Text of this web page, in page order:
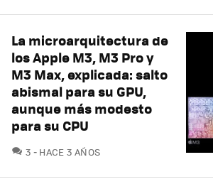
La microarquitectura de
los Apple M3, M3 Pro y
M3 Max, explicada: salto
abismal para su GPU,
aunque más modesto
para su CPU
3 COMENTARIOS
HACE 3 AÑOS